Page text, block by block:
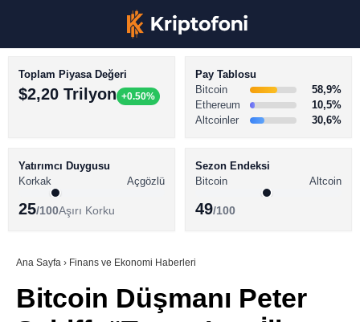
Youtube
BİTCOİN HABERLERİ
ALTCOİN HABERLERİ
SÖZLÜK
Toplam Piyasa Değeri
$2,20 Trilyon +0.50%
Pay Tablosu
Bitcoin
58,9%
Ethereum
10,5%
Altcoinler
30,6%
Yatırımcı Duygusu
Korkak
Açgözlü
25/100Aşırı Korku
Sezon Endeksi
Bitcoin
Altcoin
49/100
Ana Sayfa › Finans ve Ekonomi Haberleri
Bitcoin Düşmanı Peter